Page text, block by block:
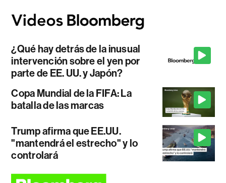
¿Qué hay detrás de la inusual
intervención sobre el yen por
parte de EE. UU. y Japón?
Copa Mundial de la FIFA: La
batalla de las marcas
Trump afirma que EE.UU.
"mantendrá el estrecho" y lo
controlará